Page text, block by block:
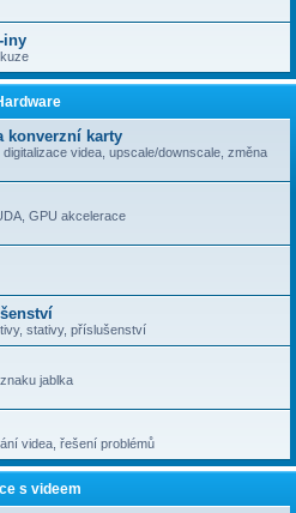
iny
konverzní karty
videa, upscale/downscale, změna
GPU akcelerace
stativy, příslušenství
jablka
videa, řešení problémů
s videem